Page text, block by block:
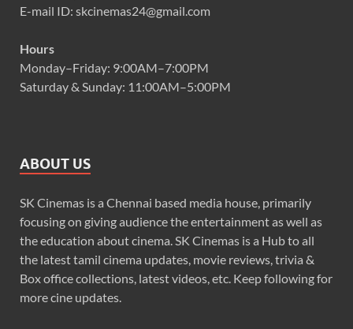
E-mail ID: skcinemas24@gmail.com
Hours
Monday–Friday: 9:00AM–7:00PM
Saturday & Sunday: 11:00AM–5:00PM
ABOUT US
SK Cinemas is a Chennai based media house, primarily
focusing on giving audience the entertainment as well as
the education about cinema. SK Cinemas is a Hub to all
the latest tamil cinema updates, movie reviews, trivia &
Box office collections, latest videos, etc. Keep following for
more cine updates.